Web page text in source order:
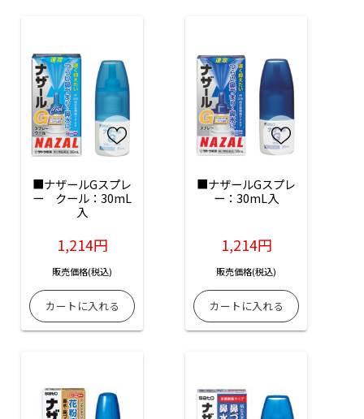
■ナザールGスプレ
ー　クール：30mL
入
1,214円
販売価格(税込)
■ナザールGスプレ
ー：30mL入
1,214円
販売価格(税込)